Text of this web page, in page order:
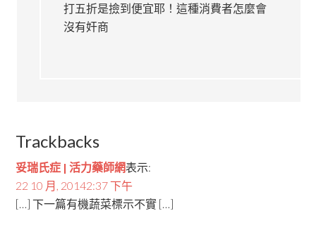
打五折是撿到便宜耶！這種消費者怎麼會
沒有奸商
Trackbacks
妥瑞氏症 | 活力藥師網表示:
22 10 月, 20142:37 下午
[…] 下一篇有機蔬菜標示不實 […]